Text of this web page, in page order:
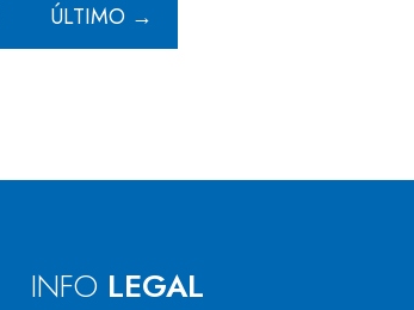
ÚLTIMO →
INFO LEGAL